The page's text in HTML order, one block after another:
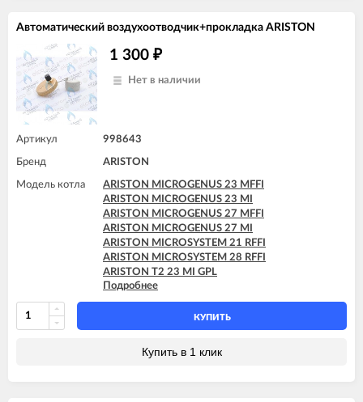
Автоматический воздухоотводчик+прокладка ARISTON
1 300 ₽
Нет в наличии
Артикул 998643
Бренд ARISTON
Модель котла
ARISTON MICROGENUS 23 MFFI
ARISTON MICROGENUS 23 MI
ARISTON MICROGENUS 27 MFFI
ARISTON MICROGENUS 27 MI
ARISTON MICROSYSTEM 21 RFFI
ARISTON MICROSYSTEM 28 RFFI
ARISTON T2 23 MI GPL
ARISTON T2 23 MI MET
ARISTON TX 23 MFFI
ARISTON TX 23 MI
ARISTON TX 27 MFFI
Подробнее
КУПИТЬ
Купить в 1 клик